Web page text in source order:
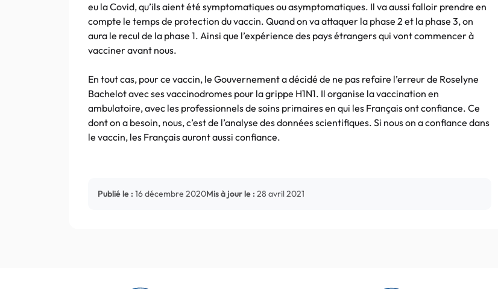
eu la Covid, qu’ils aient été symptomatiques ou asymptomatiques. Il va aussi falloir prendre en
compte le temps de protection du vaccin. Quand on va attaquer la phase 2 et la phase 3, on
aura le recul de la phase 1. Ainsi que l’expérience des pays étrangers qui vont commencer à
vacciner avant nous.
En tout cas, pour ce vaccin, le Gouvernement a décidé de ne pas refaire l’erreur de Roselyne
Bachelot avec ses vaccinodromes pour la grippe H1N1. Il organise la vaccination en
ambulatoire, avec les professionnels de soins primaires en qui les Français ont confiance. Ce
dont on a besoin, nous, c’est de l’analyse des données scientifiques. Si nous on a confiance dans
le vaccin, les Français auront aussi confiance.
Publié le : 16 décembre 2020Mis à jour le : 28 avril 2021